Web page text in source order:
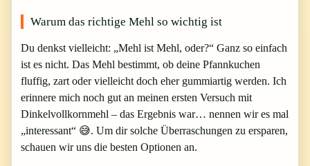
Warum das richtige Mehl so wichtig ist
Du denkst vielleicht: „Mehl ist Mehl, oder?“ Ganz so einfach
ist es nicht. Das Mehl bestimmt, ob deine Pfannkuchen
fluffig, zart oder vielleicht doch eher gummiartig werden. Ich
erinnere mich noch gut an meinen ersten Versuch mit
Dinkelvollkornmehl – das Ergebnis war… nennen wir es mal
„interessant“ 😅. Um dir solche Überraschungen zu ersparen,
schauen wir uns die besten Optionen an.